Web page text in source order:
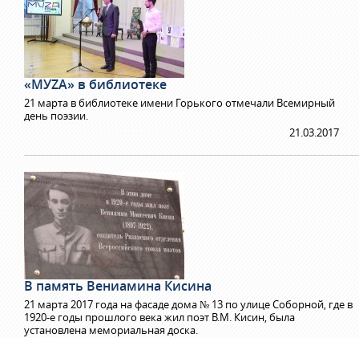
«МУZА» в библиотеке
21 марта в библиотеке имени Горького отмечали Всемирный
день поэзии.
21.03.2017
В память Вениамина Кисина
21 марта 2017 года на фасаде дома № 13 по улице Соборной, где в
1920-е годы прошлого века жил поэт В.М. Кисин, была
установлена мемориальная доска.